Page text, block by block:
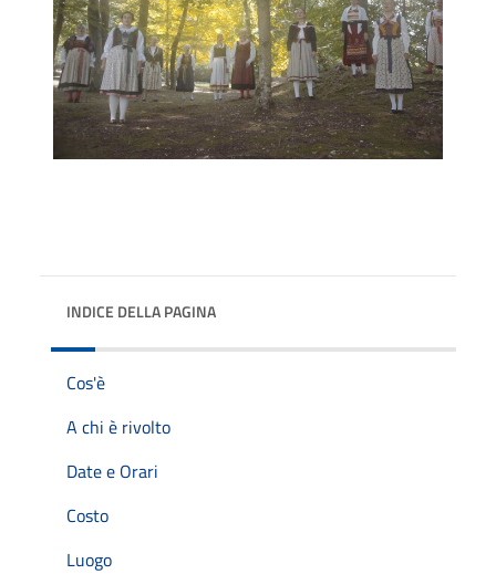
INDICE DELLA PAGINA
Cos'è
A chi è rivolto
Date e Orari
Costo
Luogo